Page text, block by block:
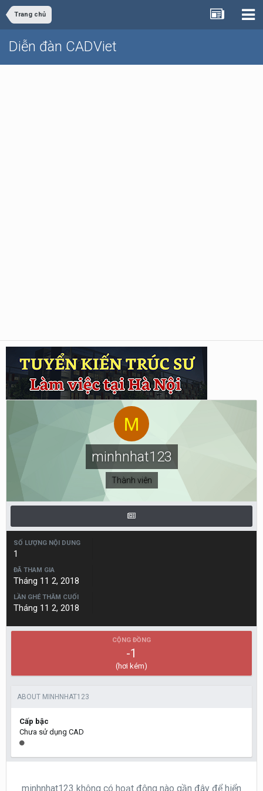
Trang chủ
Diễn đàn CADViet
minhnhat123
Thành viên
SỐ LƯỢNG NỘI DUNG
1
ĐÃ THAM GIA
Tháng 11 2, 2018
LẦN GHÉ THĂM CUỐI
Tháng 11 2, 2018
CỘNG ĐỒNG
-1
(hơi kém)
ABOUT MINHNHAT123
Cấp bậc
Chưa sử dụng CAD
minhnhat123 không có hoạt động nào gần đây để hiển